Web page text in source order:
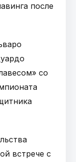
после
со
встрече с